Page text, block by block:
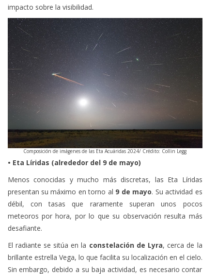
impacto sobre la visibilidad.
Composición de imágenes de las Eta Acuáridas 2024/ Crédito: Collin Legg
• Eta Líridas (alrededor del 9 de mayo)
Menos conocidas y mucho más discretas, las Eta Líridas
presentan su máximo en torno al 9 de mayo. Su actividad es
débil, con tasas que raramente superan unos pocos
meteoros por hora, por lo que su observación resulta más
desafiante.
El radiante se sitúa en la constelación de Lyra, cerca de la
brillante estrella Vega, lo que facilita su localización en el cielo.
Sin embargo, debido a su baja actividad, es necesario contar